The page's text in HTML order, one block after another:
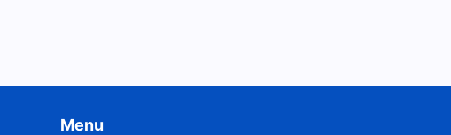
Menu